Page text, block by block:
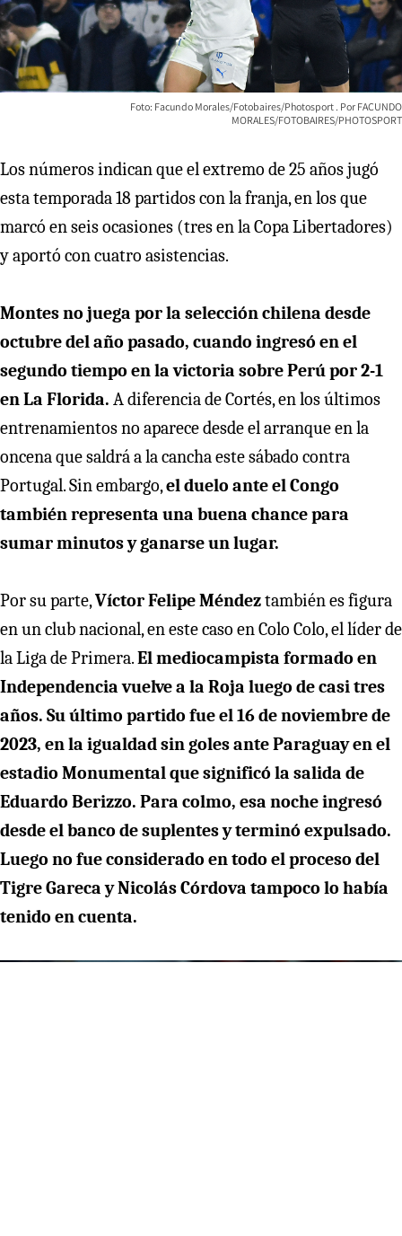
Foto: Facundo Morales/Fotobaires/Photosport
FACUNDO
MORALES/FOTOBAIRES/PHOTOSPORT
Los números indican que el extremo de 25 años jugó
esta temporada 18 partidos con la franja, en los que
marcó en seis ocasiones (tres en la Copa Libertadores)
y aportó con cuatro asistencias.
Montes no juega por la selección chilena desde
octubre del año pasado, cuando ingresó en el
segundo tiempo en la victoria sobre Perú por 2-1
en La Florida. A diferencia de Cortés, en los últimos
entrenamientos no aparece desde el arranque en la
oncena que saldrá a la cancha este sábado contra
Portugal. Sin embargo,el duelo ante el Congo
también representa una buena chance para
sumar minutos y ganarse un lugar.
Por su parte,Víctor Felipe Méndeztambién es figura
en un club nacional, en este caso en Colo Colo, el líder de
la Liga de Primera.El mediocampista formado en
Independencia vuelve a la Roja luego de casi tres
años. Su último partido fue el 16 de noviembre de
2023, en la igualdad sin goles ante Paraguay en el
estadio Monumental que significó la salida de
Eduardo Berizzo. Para colmo, esa noche ingresó
desde el banco de suplentes y terminó expulsado.
Luego no fue considerado en todo el proceso del
Tigre Gareca y Nicolás Córdova tampoco lo había
tenido en cuenta.